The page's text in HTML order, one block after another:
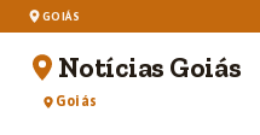
GOIÁS
Notícias Goiás
Goiás